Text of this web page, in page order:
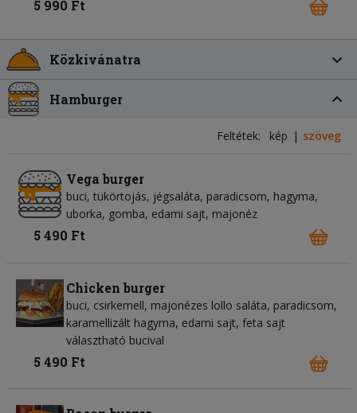
5 990 Ft
Közkívánatra
Hamburger
Feltétek: kép szöveg
Vega burger
buci, tükörtojás, jégsaláta, paradicsom, hagyma,
uborka, gomba, edami sajt, majonéz
5 490 Ft
Chicken burger
buci, csirkemell, majonézes lollo saláta, paradicsom,
karamellizált hagyma, edami sajt, feta sajt
választható bucival
5 490 Ft